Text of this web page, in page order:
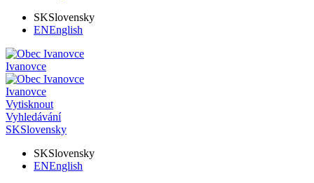
SKSlovensky
ENEnglish
Ivanovce
Ivanovce
Vytisknout
Vyhledávání
SKSlovensky
SKSlovensky
ENEnglish